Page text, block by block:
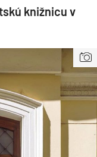
knižnicu v